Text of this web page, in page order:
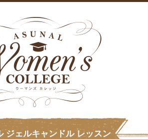
ジェルキャンドル レッスン